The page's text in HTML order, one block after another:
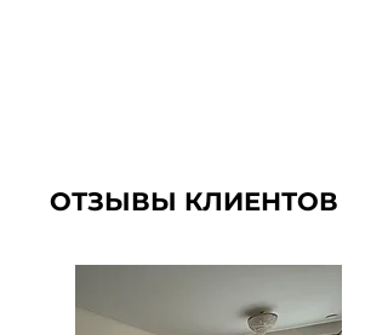
ОТЗЫВЫ КЛИЕНТОВ